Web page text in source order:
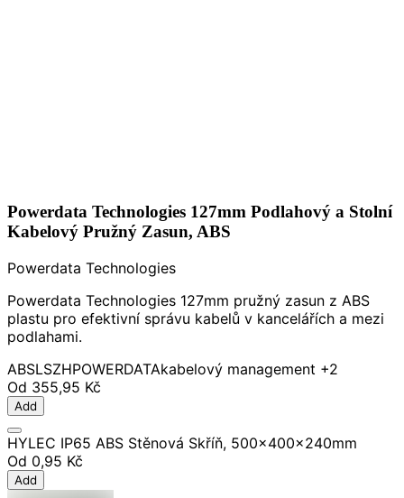
Powerdata Technologies 127mm Podlahový a Stolní
Kabelový Pružný Zasun, ABS
Powerdata Technologies
Powerdata Technologies 127mm pružný zasun z ABS
plastu pro efektivní správu kabelů v kancelářích a mezi
podlahami.
ABSLSZHPOWERDATAkabelový management +2
Od 355,95 Kč
Add
HYLEC IP65 ABS Stěnová Skříň, 500x400x240mm
Od 0,95 Kč
Add